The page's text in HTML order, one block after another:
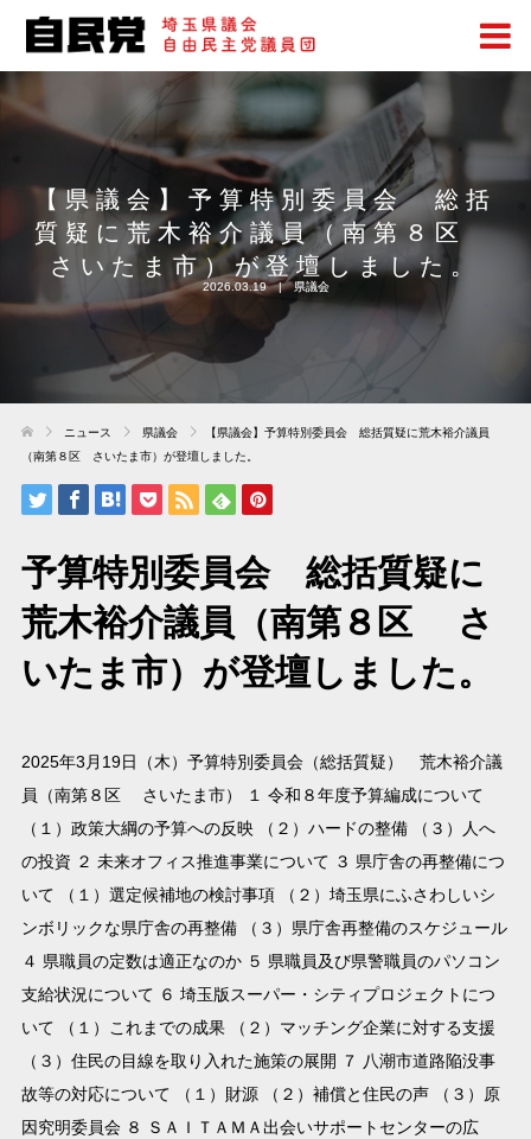
【県議会】予算特別委員会 総括
質疑に荒木裕介議員（南第８区
さいたま市）が登壇しました。
2026.03.19 県議会
ニュース 県議会
【県議会】予算特別委員会 総括質疑に荒木裕介議員
（南第８区 さいたま市）が登壇しました。
予算特別委員会 総括質疑に
荒木裕介議員（南第８区 さ
いたま市）が登壇しました。
2025年3月19日（木）予算特別委員会（総括質疑） 荒木裕介議
員（南第８区 さいたま市） １ 令和８年度予算編成について
（１）政策大綱の予算への反映 （２）ハードの整備 （３）人へ
の投資 ２ 未来オフィス推進事業について ３ 県庁舎の再整備につ
いて （１）選定候補地の検討事項 （２）埼玉県にふさわしいシ
ンボリックな県庁舎の再整備 （３）県庁舎再整備のスケジュール
４ 県職員の定数は適正なのか ５ 県職員及び県警職員のパソコン
支給状況について ６ 埼玉版スーパー・シティプロジェクトにつ
いて （１）これまでの成果 （２）マッチング企業に対する支援
（３）住民の目線を取り入れた施策の展開 ７ 八潮市道路陥没事
故等の対応について （１）財源 （２）補償と住民の声 （３）原
因究明委員会 ８ ＳＡＩＴＡＭＡ出会いサポートセンターの広